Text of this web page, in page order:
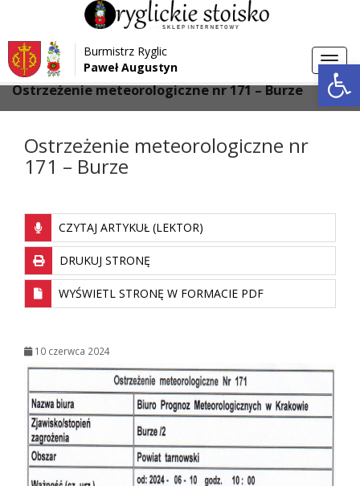
Przejdź do menu
Przejdź do głównej treści strony
Przejdź do stopki strony
Burmistrz Ryglic
Paweł Augustyn
Strona główna > Aktualności
Ostrzeżenie meteorologiczne nr 171 – Burze
Ostrzeżenie meteorologiczne nr
171 – Burze
CZYTAJ ARTYKUŁ (LEKTOR)
DRUKUJ STRONĘ
WYŚWIETL STRONĘ W FORMACIE PDF
10 czerwca 2024